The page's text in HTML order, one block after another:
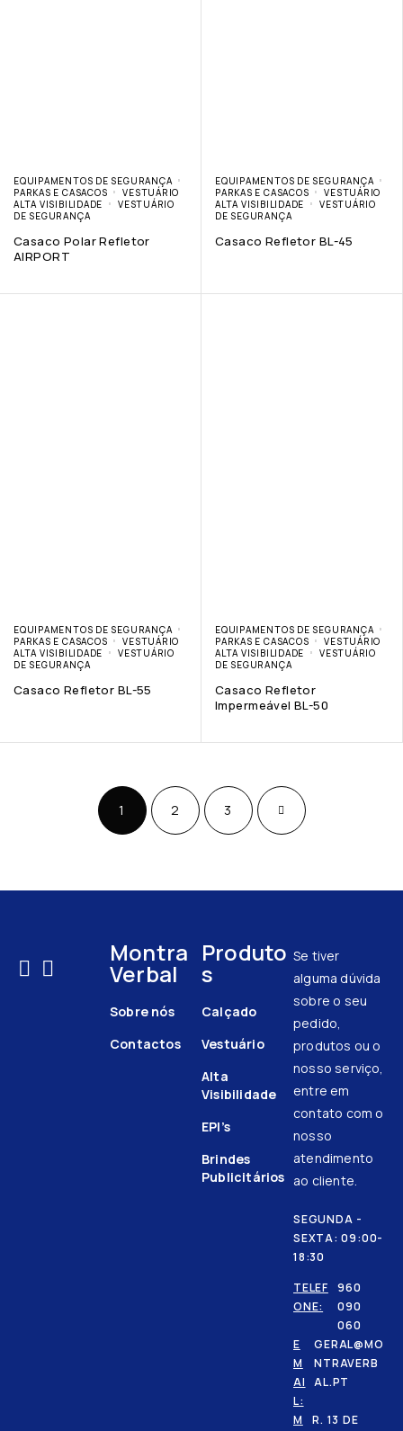
EQUIPAMENTOS DE SEGURANÇA
PARKAS E CASACOS
VESTUÁRIO
ALTA VISIBILIDADE
VESTUÁRIO
DE SEGURANÇA
Casaco Polar Refletor
AIRPORT
EQUIPAMENTOS DE SEGURANÇA
PARKAS E CASACOS
VESTUÁRIO
ALTA VISIBILIDADE
VESTUÁRIO
DE SEGURANÇA
Casaco Refletor BL-45
EQUIPAMENTOS DE SEGURANÇA
PARKAS E CASACOS
VESTUÁRIO
ALTA VISIBILIDADE
VESTUÁRIO
DE SEGURANÇA
Casaco Refletor BL-55
EQUIPAMENTOS DE SEGURANÇA
PARKAS E CASACOS
VESTUÁRIO
ALTA VISIBILIDADE
VESTUÁRIO
DE SEGURANÇA
Casaco Refletor
Impermeável BL-50
1 2 3
Montra
Verbal
Sobre nós
Contactos
Produto
s
Calçado
Vestuário
Alta
Visibilidade
EPI’s
Brindes
Publicitários
Se tiver
alguma dúvida
sobre o seu
pedido,
produtos ou o
nosso serviço,
entre em
contato com o
nosso
atendimento
ao cliente.
SEGUNDA -
SEXTA: 09:00-
18:30
TELEF
ONE:
960
090
060
E
M
AI
L:
GERAL@MO
NTRAVERB
AL.PT
M R. 13 DE